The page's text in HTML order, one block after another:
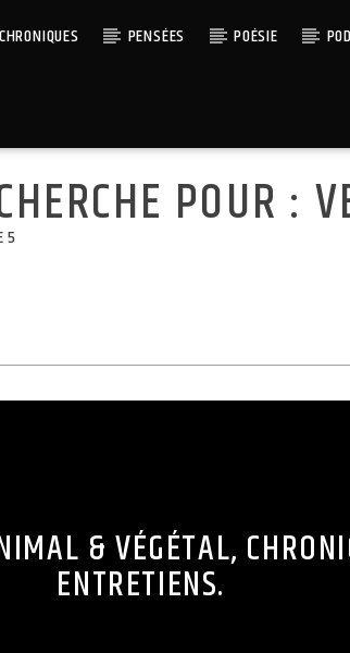
CHRONIQUES PENSÉES POÉSIE
POUR :
5
& VÉGÉTAL,
ENTRETIENS.